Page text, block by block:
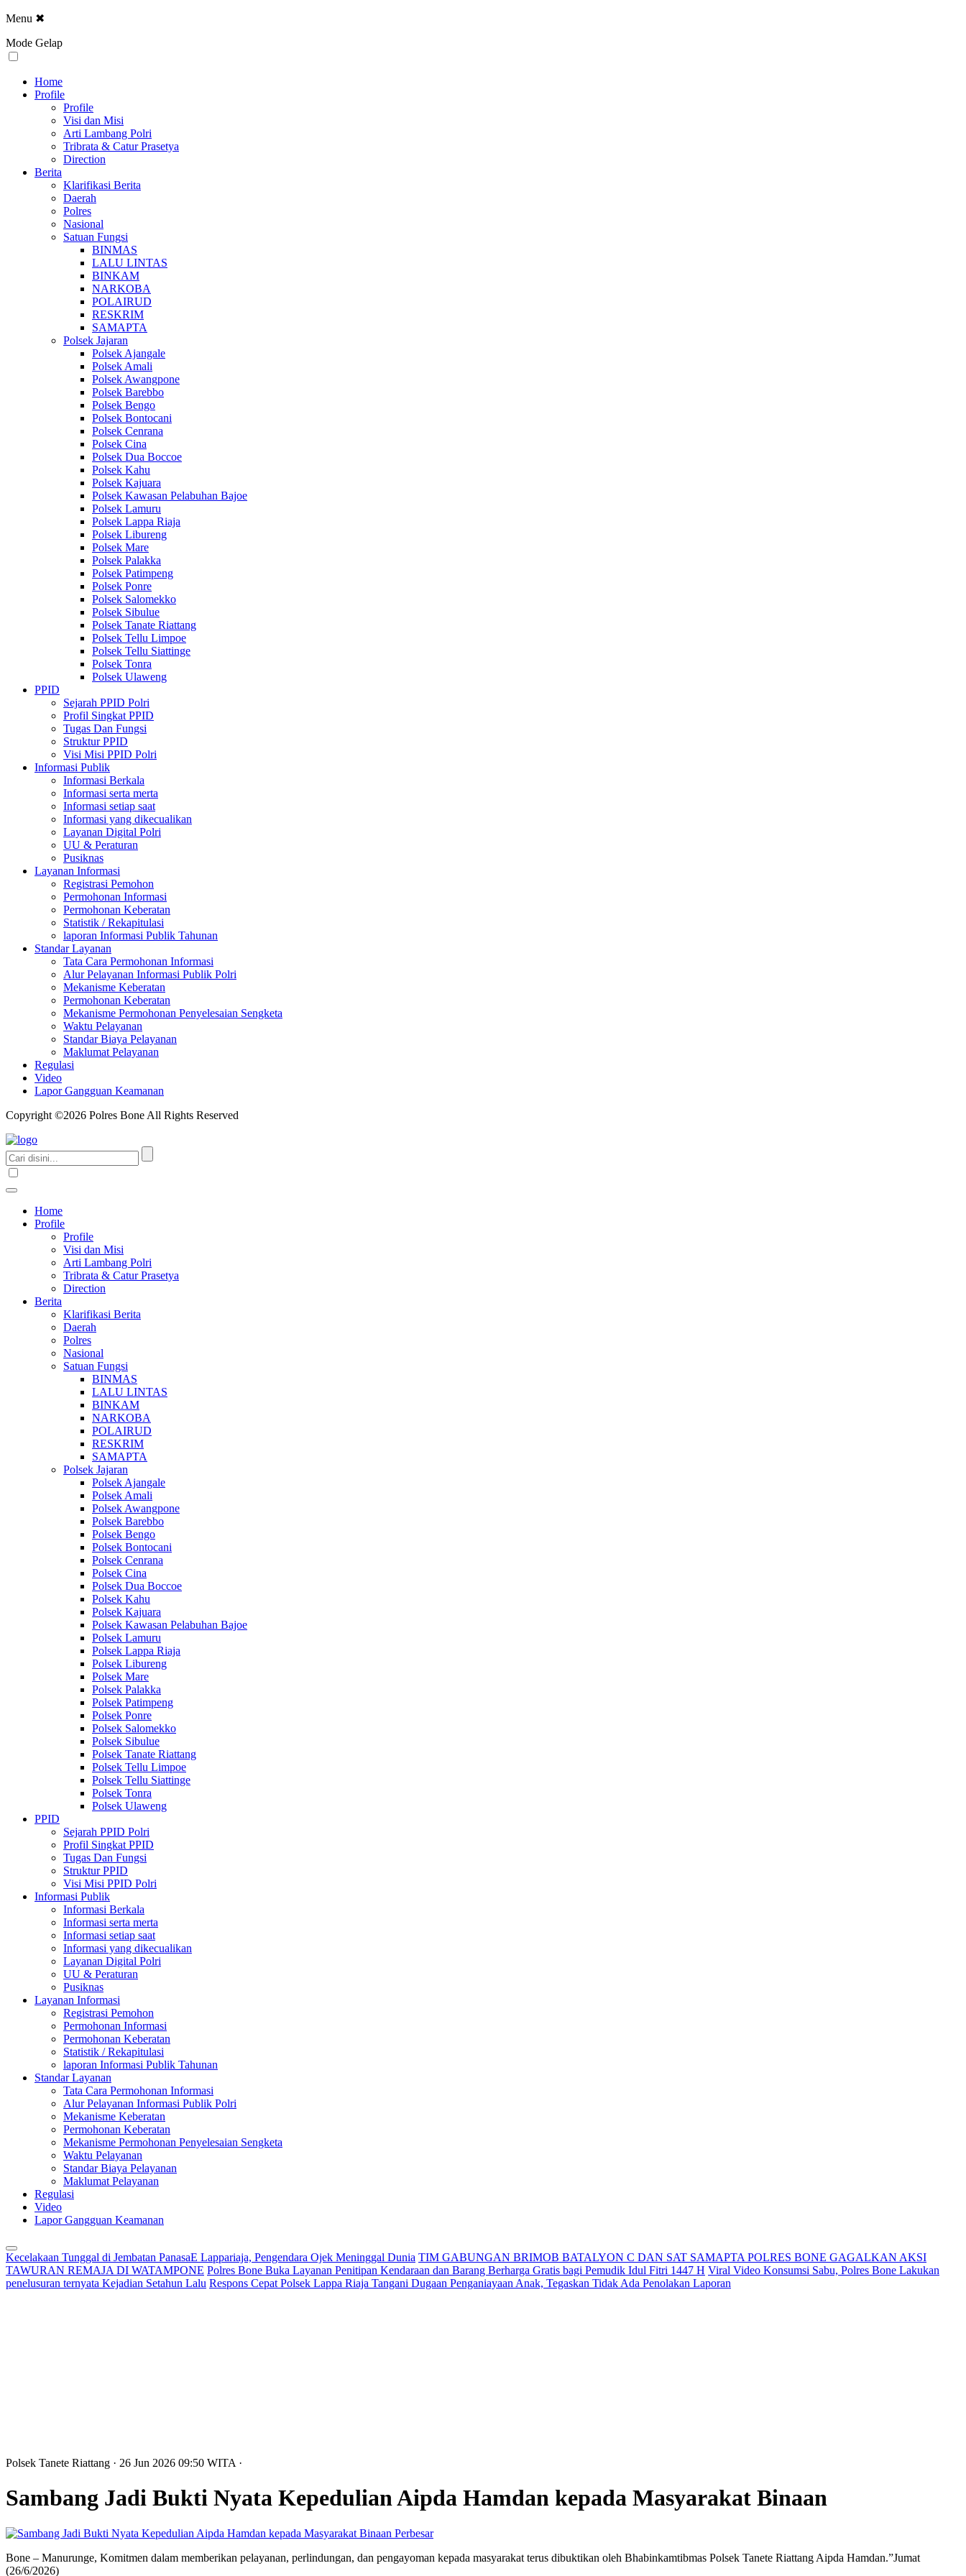
Menu ✖
Mode Gelap
Home
Profile
Profile
Visi dan Misi
Arti Lambang Polri
Tribrata & Catur Prasetya
Direction
Berita
Klarifikasi Berita
Daerah
Polres
Nasional
Satuan Fungsi
BINMAS
LALU LINTAS
BINKAM
NARKOBA
POLAIRUD
RESKRIM
SAMAPTA
Polsek Jajaran
Polsek Ajangale
Polsek Amali
Polsek Awangpone
Polsek Barebbo
Polsek Bengo
Polsek Bontocani
Polsek Cenrana
Polsek Cina
Polsek Dua Boccoe
Polsek Kahu
Polsek Kajuara
Polsek Kawasan Pelabuhan Bajoe
Polsek Lamuru
Polsek Lappa Riaja
Polsek Libureng
Polsek Mare
Polsek Palakka
Polsek Patimpeng
Polsek Ponre
Polsek Salomekko
Polsek Sibulue
Polsek Tanate Riattang
Polsek Tellu Limpoe
Polsek Tellu Siattinge
Polsek Tonra
Polsek Ulaweng
PPID
Sejarah PPID Polri
Profil Singkat PPID
Tugas Dan Fungsi
Struktur PPID
Visi Misi PPID Polri
Informasi Publik
Informasi Berkala
Informasi serta merta
Informasi setiap saat
Informasi yang dikecualikan
Layanan Digital Polri
UU & Peraturan
Pusiknas
Layanan Informasi
Registrasi Pemohon
Permohonan Informasi
Permohonan Keberatan
Statistik / Rekapitulasi
laporan Informasi Publik Tahunan
Standar Layanan
Tata Cara Permohonan Informasi
Alur Pelayanan Informasi Publik Polri
Mekanisme Keberatan
Permohonan Keberatan
Mekanisme Permohonan Penyelesaian Sengketa
Waktu Pelayanan
Standar Biaya Pelayanan
Maklumat Pelayanan
Regulasi
Video
Lapor Gangguan Keamanan
Copyright ©2026 Polres Bone All Rights Reserved
Home
Profile
Profile
Visi dan Misi
Arti Lambang Polri
Tribrata & Catur Prasetya
Direction
Berita
Klarifikasi Berita
Daerah
Polres
Nasional
Satuan Fungsi
BINMAS
LALU LINTAS
BINKAM
NARKOBA
POLAIRUD
RESKRIM
SAMAPTA
Polsek Jajaran
Polsek Ajangale
Polsek Amali
Polsek Awangpone
Polsek Barebbo
Polsek Bengo
Polsek Bontocani
Polsek Cenrana
Polsek Cina
Polsek Dua Boccoe
Polsek Kahu
Polsek Kajuara
Polsek Kawasan Pelabuhan Bajoe
Polsek Lamuru
Polsek Lappa Riaja
Polsek Libureng
Polsek Mare
Polsek Palakka
Polsek Patimpeng
Polsek Ponre
Polsek Salomekko
Polsek Sibulue
Polsek Tanate Riattang
Polsek Tellu Limpoe
Polsek Tellu Siattinge
Polsek Tonra
Polsek Ulaweng
PPID
Sejarah PPID Polri
Profil Singkat PPID
Tugas Dan Fungsi
Struktur PPID
Visi Misi PPID Polri
Informasi Publik
Informasi Berkala
Informasi serta merta
Informasi setiap saat
Informasi yang dikecualikan
Layanan Digital Polri
UU & Peraturan
Pusiknas
Layanan Informasi
Registrasi Pemohon
Permohonan Informasi
Permohonan Keberatan
Statistik / Rekapitulasi
laporan Informasi Publik Tahunan
Standar Layanan
Tata Cara Permohonan Informasi
Alur Pelayanan Informasi Publik Polri
Mekanisme Keberatan
Permohonan Keberatan
Mekanisme Permohonan Penyelesaian Sengketa
Waktu Pelayanan
Standar Biaya Pelayanan
Maklumat Pelayanan
Regulasi
Video
Lapor Gangguan Keamanan
Kecelakaan Tunggal di Jembatan PanasaE Lappariaja, Pengendara Ojek Meninggal Dunia TIM GABUNGAN BRIMOB BATALYON C DAN SAT SAMAPTA POLRES BONE GAGALKAN AKSI
TAWURAN REMAJA DI WATAMPONE Polres Bone Buka Layanan Penitipan Kendaraan dan Barang Berharga Gratis bagi Pemudik Idul Fitri 1447 H Viral Video Konsumsi Sabu, Polres Bone Lakukan
penelusuran ternyata Kejadian Setahun Lalu Respons Cepat Polsek Lappa Riaja Tangani Dugaan Penganiayaan Anak, Tegaskan Tidak Ada Penolakan Laporan
Polsek Tanete Riattang · 26 Jun 2026 09:50 WITA ·
Sambang Jadi Bukti Nyata Kepedulian Aipda Hamdan kepada Masyarakat Binaan
Perbesar
Bone – Manurunge, Komitmen dalam memberikan pelayanan, perlindungan, dan pengayoman kepada masyarakat terus dibuktikan oleh Bhabinkamtibmas Polsek Tanete Riattang Aipda Hamdan.”Jumat
(26/6/2026)